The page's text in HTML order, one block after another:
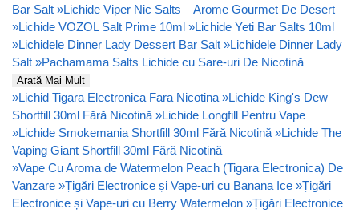
Bar Salt »Lichide Viper Nic Salts – Arome Gourmet De Desert
»Lichide VOZOL Salt Prime 10ml »Lichide Yeti Bar Salts 10ml
»Lichidele Dinner Lady Dessert Bar Salt »Lichidele Dinner Lady
Salt »Pachamama Salts Lichide cu Sare-uri De Nicotină
Arată Mai Mult
»Lichid Tigara Electronica Fara Nicotina »Lichide King's Dew
Shortfill 30ml Fără Nicotină »Lichide Longfill Pentru Vape
»Lichide Smokemania Shortfill 30ml Fără Nicotină »Lichide The
Vaping Giant Shortfill 30ml Fără Nicotină
»Vape Cu Aroma de Watermelon Peach (Tigara Electronica) De
Vanzare »Țigări Electronice și Vape-uri cu Banana Ice »Țigări
Electronice și Vape-uri cu Berry Watermelon »Țigări Electronice